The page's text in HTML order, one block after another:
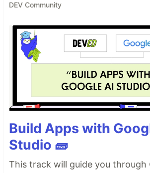
DEV Community
Build Apps with
Studio 🧱
This track will guide you through